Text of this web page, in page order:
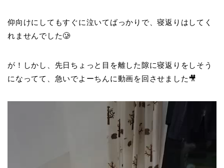
仰向けにしてもすぐに泣いてばっかりで、寝返りはしてく
れませんでした🥲
が！しかし、先日ちょっと目を離した隙に寝返りをしそう
になってて、急いでよーちんに動画を回させました🎥